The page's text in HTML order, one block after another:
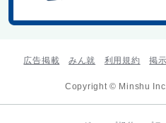
広告掲載 みん就 利用規約 掲
Copyright © Minshu